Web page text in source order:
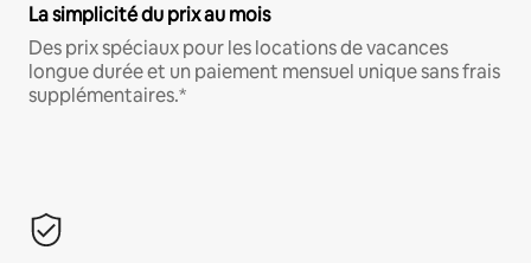
La simplicité du prix au mois
Des prix spéciaux pour les locations de vacances
longue durée et un paiement mensuel unique sans frais
supplémentaires.*